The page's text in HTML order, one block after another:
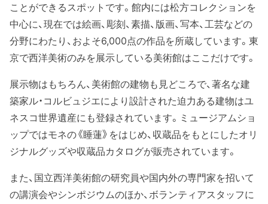
ことができるスポットです。館内には松方コレクションを
中心に、現在では絵画、彫刻、素描、版画、写本、工芸などの
分野にわたり、およそ6,000点の作品を所蔵しています。東
京で西洋美術のみを展示している美術館はここだけです。
展示物はもちろん、美術館の建物も見どころで、著名な建
築家ル・コルビュジエにより設計された迫力ある建物はユ
ネスコ世界遺産にも登録されています。ミュージアムショ
ップではモネの《睡蓮》をはじめ、収蔵品をもとにしたオリ
ジナルグッズや収蔵品カタログが販売されています。
また、国立西洋美術館の研究員や国内外の専門家を招いて
の講演会やシンポジウムのほか、ボランティアスタッフに